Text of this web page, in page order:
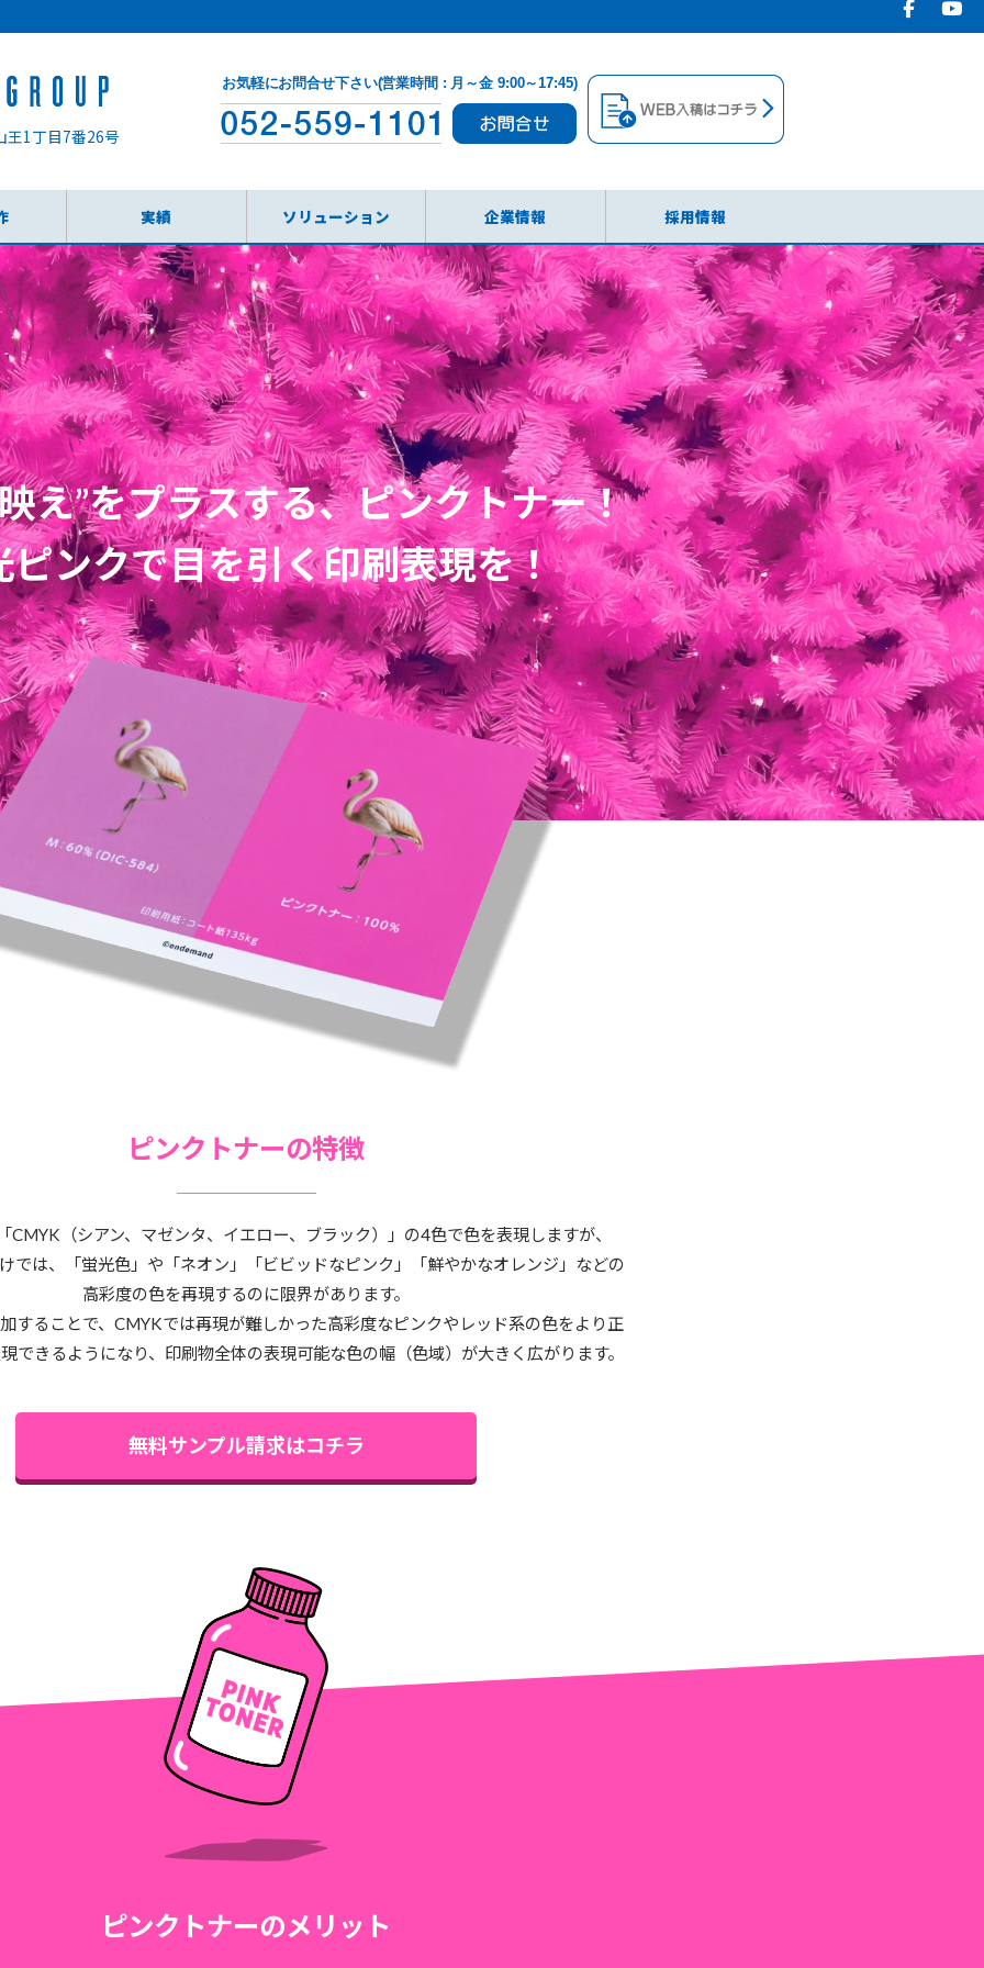
1丁目7番26号
お気軽にお問合せ下さい(営業時間 : 月～金 9:00～17:45)
実績 ソリューション 企業情報 採用情報
え”をプラスする、ピンクトナー！
ピンクで目を引く印刷表現を！
ピンクトナーの特徴
CMYK（シアン、マゼンタ、イエロー、ブラック）」の4色で色を表現しますが、
では、「蛍光色」や「ネオン」「ビビッドなピンク」「鮮やかなオレンジ」などの
高彩度の色を再現するのに限界があります。
することで、CMYKでは再現が難しかった高彩度なピンクやレッド系の色をより正
できるようになり、印刷物全体の表現可能な色の幅（色域）が大きく広がります。
無料サンプル請求はコチラ
ピンクトナーのメリット